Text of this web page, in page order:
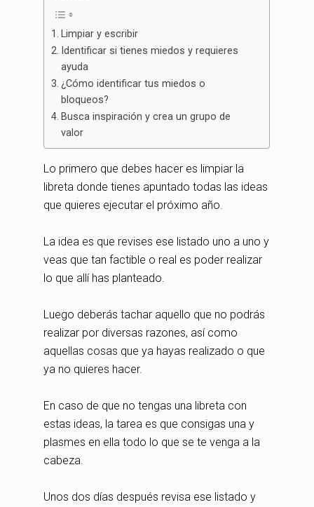
Limpiar y escribir
Identificar si tienes miedos y requieres
ayuda
¿Cómo identificar tus miedos o
bloqueos?
Busca inspiración y crea un grupo de
valor
Lo primero que debes hacer es limpiar la
libreta donde tienes apuntado todas las ideas
que quieres ejecutar el próximo año.
La idea es que revises ese listado uno a uno y
veas que tan factible o real es poder realizar
lo que allí has planteado.
Luego deberás tachar aquello que no podrás
realizar por diversas razones, así como
aquellas cosas que ya hayas realizado o que
ya no quieres hacer.
En caso de que no tengas una libreta con
estas ideas, la tarea es que consigas una y
plasmes en ella todo lo que se te venga a la
cabeza.
Unos dos días después revisa ese listado y